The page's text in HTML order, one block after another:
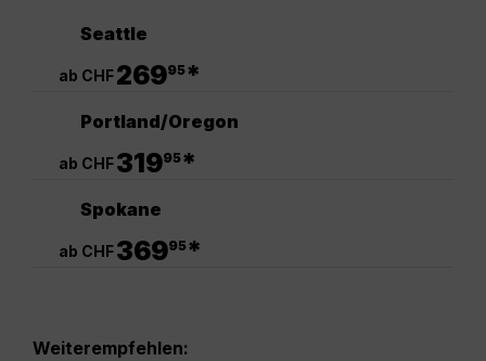
Seattle
ab CHF26995*
Portland/Oregon
ab CHF31995*
Spokane
ab CHF36995*
Weiterempfehlen: